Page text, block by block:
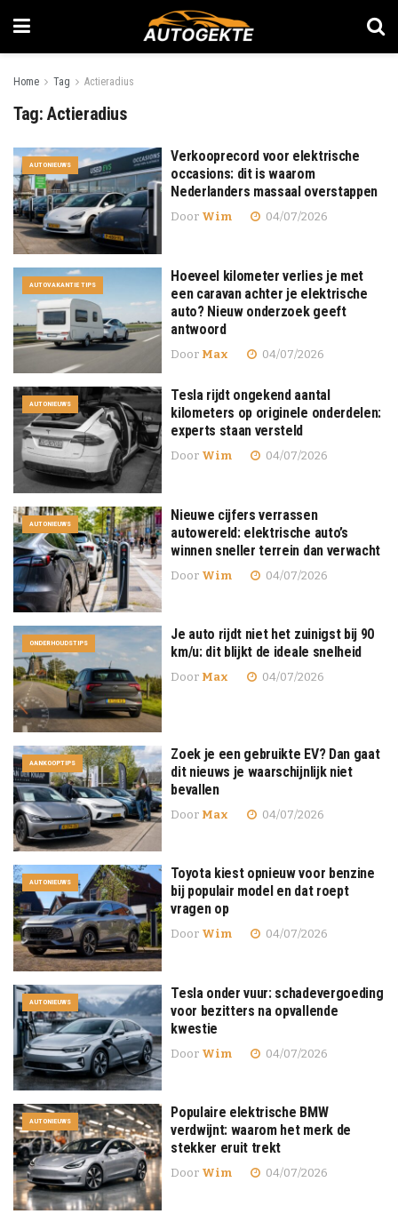
Home Tag Actieradius
Tag: Actieradius
AUTONIEUWS
Verkooprecord voor elektrische
occasions: dit is waarom
Nederlanders massaal overstappen
Door Wim 04/07/2026
AUTOVAKANTIE TIPS
Hoeveel kilometer verlies je met
een caravan achter je elektrische
auto? Nieuw onderzoek geeft
antwoord
Door Max 04/07/2026
AUTONIEUWS
Tesla rijdt ongekend aantal
kilometers op originele onderdelen:
experts staan versteld
Door Wim 04/07/2026
AUTONIEUWS
Nieuwe cijfers verrassen
autowereld: elektrische auto’s
winnen sneller terrein dan verwacht
Door Wim 04/07/2026
ONDERHOUDSTIPS
Je auto rijdt niet het zuinigst bij 90
km/u: dit blijkt de ideale snelheid
Door Max 04/07/2026
AANKOOPTIPS
Zoek je een gebruikte EV? Dan gaat
dit nieuws je waarschijnlijk niet
bevallen
Door Max 04/07/2026
AUTONIEUWS
Toyota kiest opnieuw voor benzine
bij populair model en dat roept
vragen op
Door Wim 04/07/2026
AUTONIEUWS
Tesla onder vuur: schadevergoeding
voor bezitters na opvallende
kwestie
Door Wim 04/07/2026
AUTONIEUWS
Populaire elektrische BMW
verdwijnt: waarom het merk de
stekker eruit trekt
Door Wim 04/07/2026